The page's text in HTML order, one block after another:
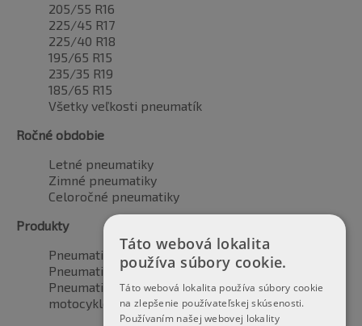
205/55 R16
225/45 R17
225/40 R18
195/65 R15
235/35 R19
185/65 R15
Všetky veľkosti pneumatík
Ročné obdobie
Letné pneumatiky
Zimné pneumatiky
Celoročné pneumatiky
Produkty
Pneumatiky pre automobily
Pneumatiky pre SUV / 4x4
Pneumatiky pre dodávku
motocyklové pneumatiky
Táto webová lokalita
používa súbory cookie.
Táto webová lokalita používa súbory cookie
na zlepšenie používateľskej skúsenosti.
Používaním našej webovej lokality